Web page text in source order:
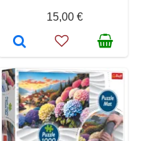
15,00 €